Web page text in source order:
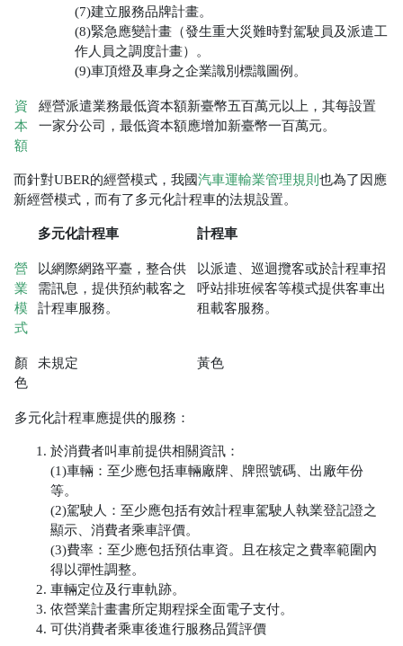
(7)建立服務品牌計畫。
(8)緊急應變計畫（發生重大災難時對駕駛員及派遣工
作人員之調度計畫）。
(9)車頂燈及車身之企業識別標識圖例。
資
本
額
經營派遣業務最低資本額新臺幣五百萬元以上，其每設置
一家分公司，最低資本額應增加新臺幣一百萬元。
而針對UBER的經營模式，我國汽車運輸業管理規則 也為了因應
新經營模式，而有了多元化計程車的法規設置。
多元化計程車 計程車
營
業
模
式
以網際網路平臺，整合供
需訊息，提供預約載客之
計程車服務。
以派遣、巡迴攬客或於計程車招
呼站排班候客等模式提供客車出
租載客服務。
顏
色
未規定 黃色
多元化計程車應提供的服務：
於消費者叫車前提供相關資訊：
(1)車輛：至少應包括車輛廠牌、牌照號碼、出廠年份
等。
(2)駕駛人：至少應包括有效計程車駕駛人執業登記證之
顯示、消費者乘車評價。
(3)費率：至少應包括預估車資。且在核定之費率範圍內
得以彈性調整。
車輛定位及行車軌跡。
依營業計畫書所定期程採全面電子支付。
可供消費者乘車後進行服務品質評價